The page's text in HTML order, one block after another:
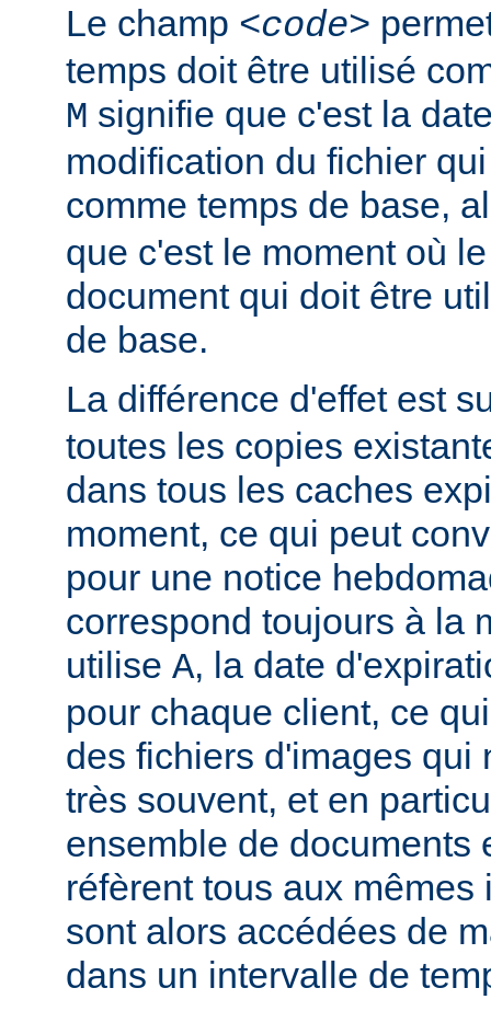
Le champ <code>
temps doit être utilisé
M signifie que c'est la
modification du fichier
comme temps de base,
que c'est le moment où
document qui doit être
de base.
La différence d'effet est
toutes les copies
dans tous les caches
moment, ce qui peut
pour une notice
correspond toujours à la
utilise A, la date
pour chaque client, ce
des fichiers d'images qui
très souvent, et en
ensemble de documents
réfèrent tous aux
sont alors accédées de
dans un intervalle de